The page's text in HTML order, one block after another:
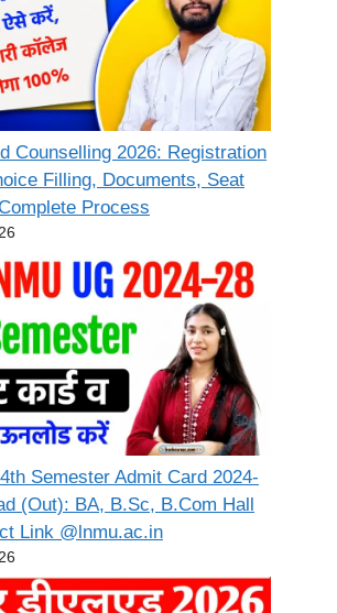
Counselling 2026: Registration
Filling, Documents, Seat
Process
Semester Admit Card 2024-
(Out): BA, B.Sc, B.Com Hall
Link @lnmu.ac.in